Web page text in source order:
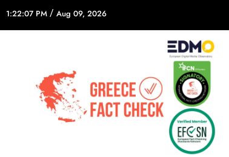
1:22:07 PM / Aug 09, 2026